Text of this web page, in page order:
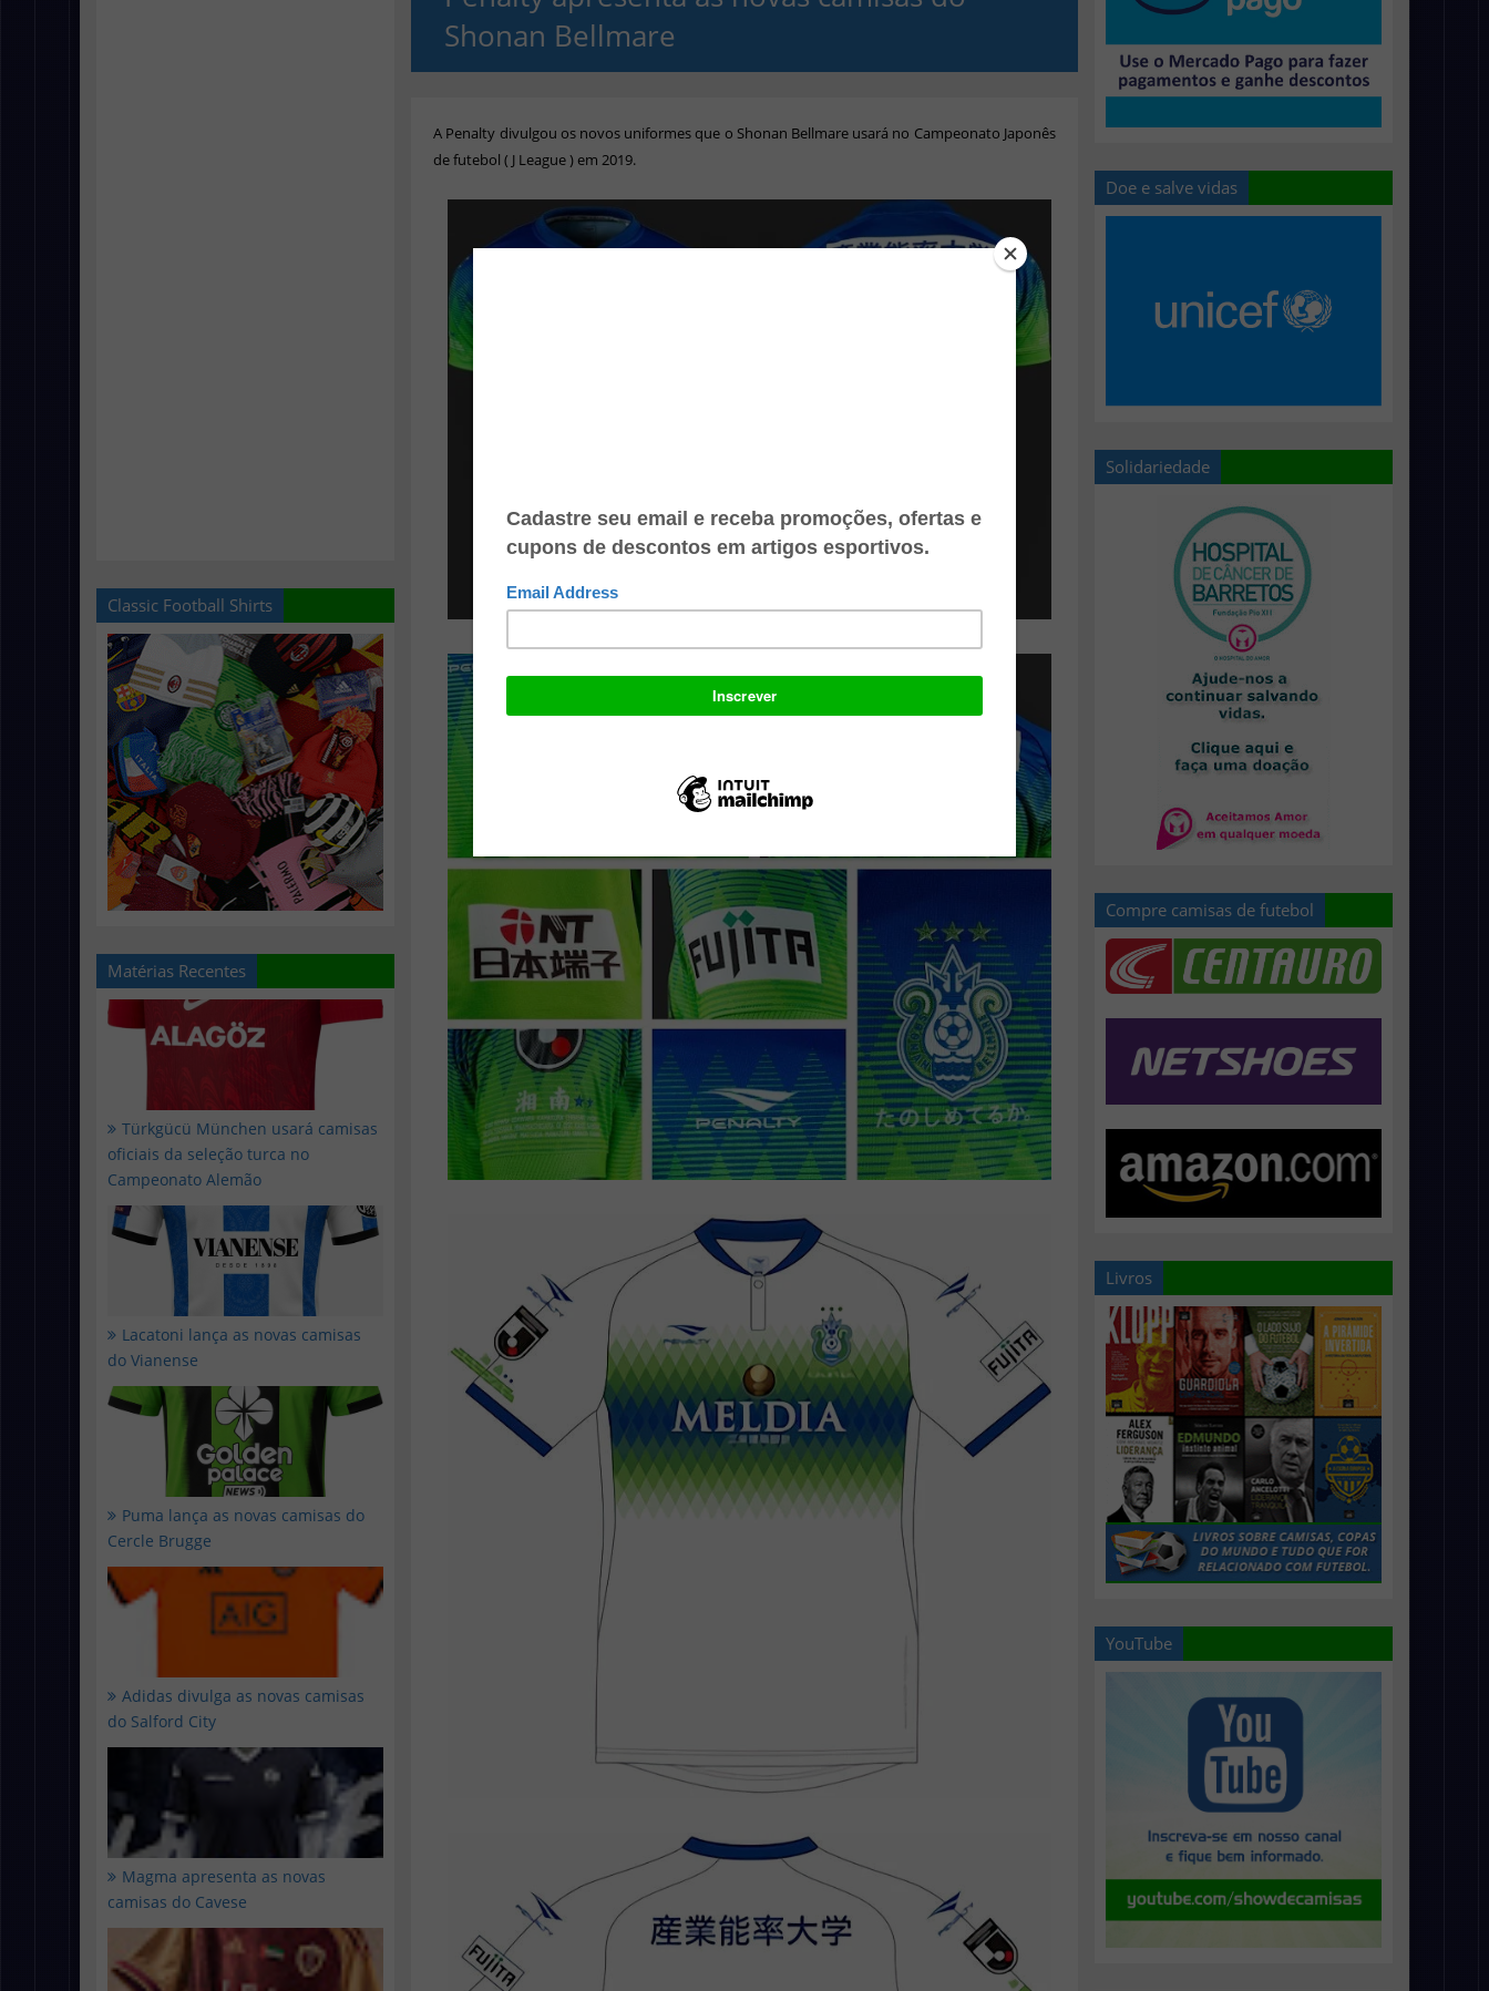
Classic Football Shirts
Matérias Recentes
Türkgücü München usará camisas
oficiais da seleção turca no
Campeonato Alemão
Lacatoni lança as novas camisas
do Vianense
Puma lança as novas camisas do
Cercle Brugge
Adidas divulga as novas camisas
do Salford City
Magma apresenta as novas
camisas do Cavese
Shonan Bellmare
A Penalty divulgou os novos uniformes que o Shonan Bellmare usará no Campeonato Japonês
de futebol ( J League ) em 2019.
Doe e salve vidas
Solidariedade
Compre camisas de futebol
Livros
YouTube